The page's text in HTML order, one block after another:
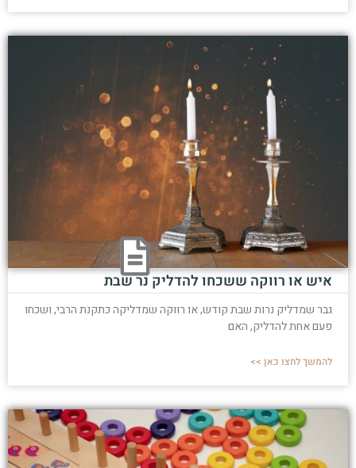
איש או רווקה ששכחו להדליק נר שבת
גבר שמדליק נרות שבת קודש, או רווקה שמדליקה כתקנת הרבי, ושכחו
פעם אחת להדליק, האם
להמשך לחצו כאן >>